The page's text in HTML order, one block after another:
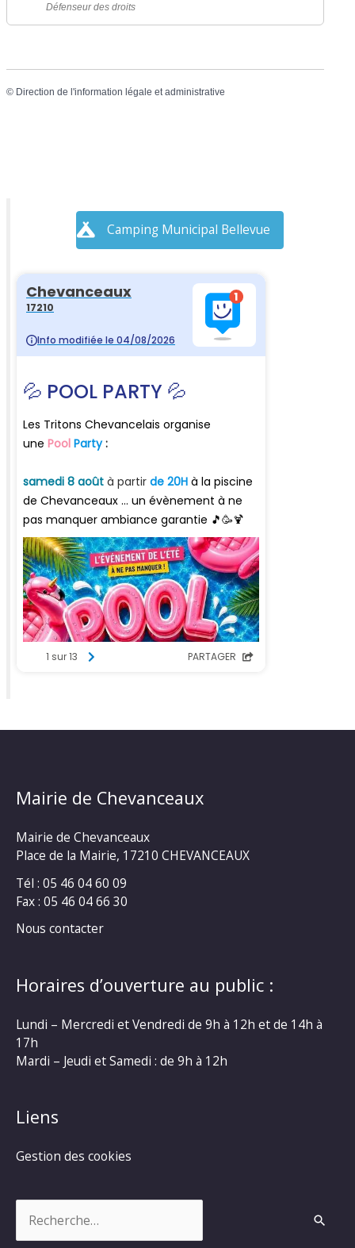
Défenseur des droits
© Direction de l'information légale et administrative
Camping Municipal Bellevue
Mairie de Chevanceaux
Mairie de Chevanceaux
Place de la Mairie, 17210 CHEVANCEAUX
Tél : 05 46 04 60 09
Fax : 05 46 04 66 30
Nous contacter
Horaires d’ouverture au public :
Lundi – Mercredi et Vendredi de 9h à 12h et de 14h à
17h
Mardi – Jeudi et Samedi : de 9h à 12h
Liens
Gestion des cookies